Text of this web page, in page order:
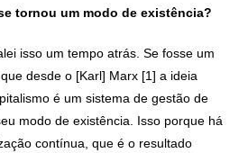
tornou um modo de existência?
isso um tempo atrás. Se fosse um
desde o [Karl] Marx [1] a ideia
é um sistema de gestão de
modo de existência. Isso porque há
contínua, que é o resultado